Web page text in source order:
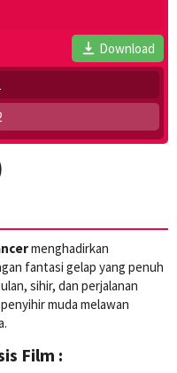
Download
menghadirkan
fantasi gelap yang penuh
sihir, dan perjalanan
muda melawan
Film :